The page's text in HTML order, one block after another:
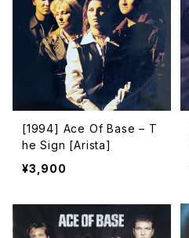
[1994] Ace Of Base – T
he Sign [Arista]
¥3,900